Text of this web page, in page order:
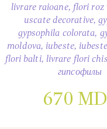
livrare raioane, flori roz
uscate decorative,
gypsophila colorata,
moldova, iubeste,
flori balti, livrare flori
гипсофилы
670